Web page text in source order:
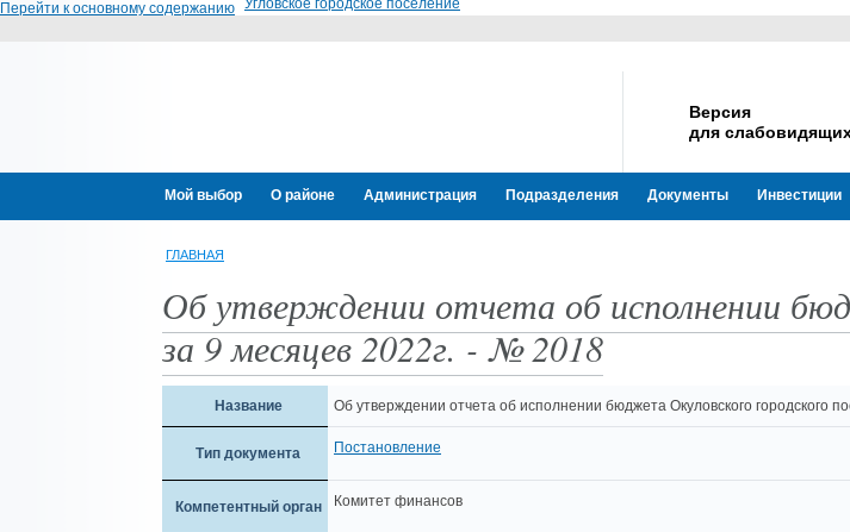
Перейти к основному содержанию Угловское городское поселение
Версия
для
Мой выбор О районе Администрация Подразделения Документы Инвестиции
ГЛАВНАЯ
Об утверждении отчета об исполнении
за 9 месяцев 2022г. - № 2018
Название Об утверждении отчета об исполнении бюджета Окуловского городского
Тип документа Постановление
Компетентный орган Комитет финансов